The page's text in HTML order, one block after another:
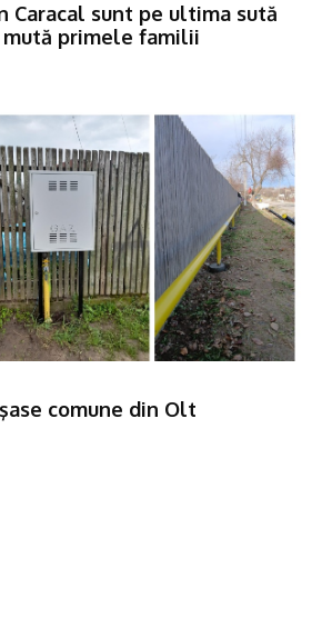
Caracal sunt pe ultima sută
mută primele familii
comune din Olt